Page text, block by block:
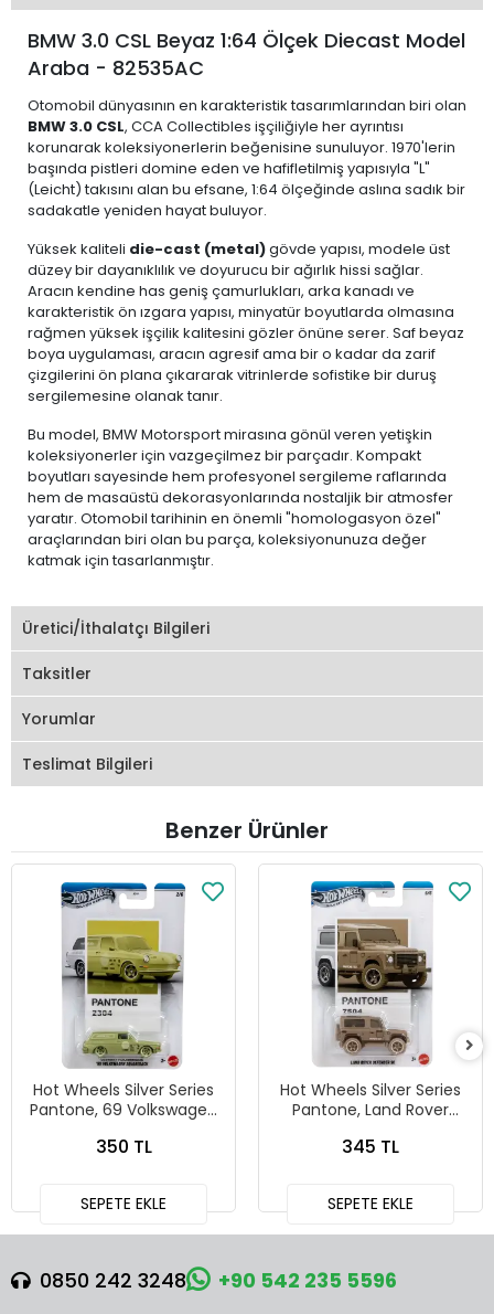
BMW 3.0 CSL Beyaz 1:64 Ölçek Diecast Model
Araba - 82535AC
Otomobil dünyasının en karakteristik tasarımlarından biri olan
BMW 3.0 CSL, CCA Collectibles işçiliğiyle her ayrıntısı
korunarak koleksiyonerlerin beğenisine sunuluyor. 1970'lerin
başında pistleri domine eden ve hafifletilmiş yapısıyla "L"
(Leicht) takısını alan bu efsane, 1:64 ölçeğinde aslına sadık bir
sadakatle yeniden hayat buluyor.
Yüksek kaliteli die-cast (metal)gövde yapısı, modele üst
düzey bir dayanıklılık ve doyurucu bir ağırlık hissi sağlar.
Aracın kendine has geniş çamurlukları, arka kanadı ve
karakteristik ön ızgara yapısı, minyatür boyutlarda olmasına
rağmen yüksek işçilik kalitesini gözler önüne serer. Saf beyaz
boya uygulaması, aracın agresif ama bir o kadar da zarif
çizgilerini ön plana çıkararak vitrinlerde sofistike bir duruş
sergilemesine olanak tanır.
Bu model, BMW Motorsport mirasına gönül veren yetişkin
koleksiyonerler için vazgeçilmez bir parçadır. Kompakt
boyutları sayesinde hem profesyonel sergileme raflarında
hem de masaüstü dekorasyonlarında nostaljik bir atmosfer
yaratır. Otomobil tarihinin en önemli "homologasyon özel"
araçlarından biri olan bu parça, koleksiyonunuza değer
katmak için tasarlanmıştır.
Üretici/İthalatçı Bilgileri
Taksitler
Yorumlar
Teslimat Bilgileri
Benzer Ürünler
Hot Wheels Silver Series
Pantone, 69 Volkswagen
350 TL
SEPETE EKLE
Hot Wheels Silver Series
Pantone, Land Rover
345 TL
SEPETE EKLE
0850 242 3248 +90 542 235 5596